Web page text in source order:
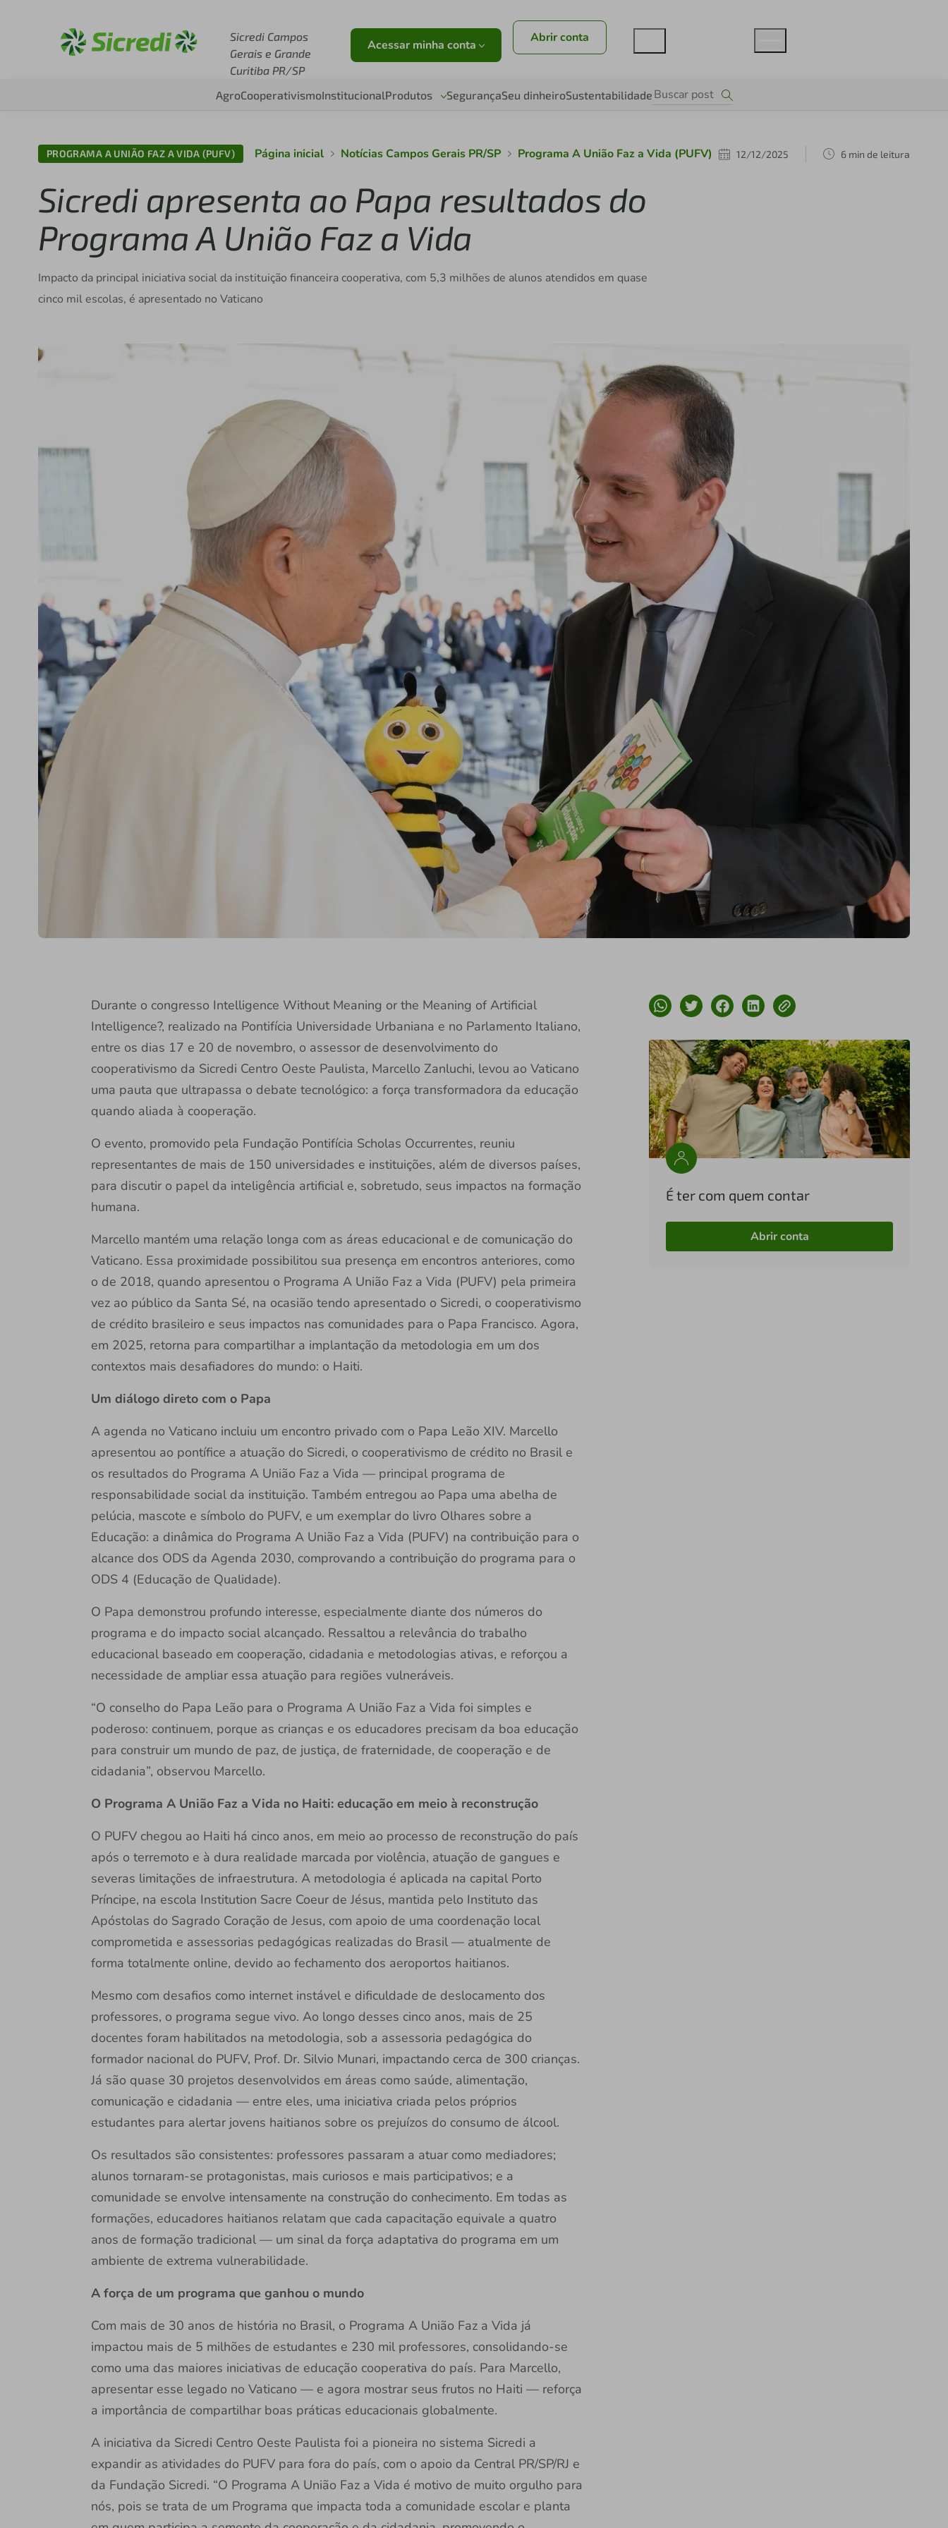
Sicredi Campos
Gerais e Grande
Curitiba PR/SP
Acessar minha conta Abrir conta
AgroCooperativismoInstitucionalProdutos SegurançaSeu dinheiroSustentabilidade
PROGRAMA A UNIÃO FAZ A VIDA (PUFV) Página inicial Notícias Campos Gerais PR/SP Programa A União Faz a Vida (PUFV) 12/12/2025 6 min de leitura
Sicredi apresenta ao Papa resultados do
Programa A União Faz a Vida
Impacto da principal iniciativa social da instituição financeira cooperativa, com 5,3 milhões de alunos atendidos em quase
cinco mil escolas, é apresentado no Vaticano
Durante o congresso Intelligence Without Meaning or the Meaning of Artificial
Intelligence?, realizado na Pontifícia Universidade Urbaniana e no Parlamento Italiano,
entre os dias 17 e 20 de novembro, o assessor de desenvolvimento do
cooperativismo da Sicredi Centro Oeste Paulista, Marcello Zanluchi, levou ao Vaticano
uma pauta que ultrapassa o debate tecnológico: a força transformadora da educação
quando aliada à cooperação.
O evento, promovido pela Fundação Pontifícia Scholas Occurrentes, reuniu
representantes de mais de 150 universidades e instituições, além de diversos países,
para discutir o papel da inteligência artificial e, sobretudo, seus impactos na formação
humana.
Marcello mantém uma relação longa com as áreas educacional e de comunicação do
Vaticano. Essa proximidade possibilitou sua presença em encontros anteriores, como
o de 2018, quando apresentou o Programa A União Faz a Vida (PUFV) pela primeira
vez ao público da Santa Sé, na ocasião tendo apresentado o Sicredi, o cooperativismo
de crédito brasileiro e seus impactos nas comunidades para o Papa Francisco. Agora,
em 2025, retorna para compartilhar a implantação da metodologia em um dos
contextos mais desafiadores do mundo: o Haiti.
Um diálogo direto com o Papa
A agenda no Vaticano incluiu um encontro privado com o Papa Leão XIV. Marcello
apresentou ao pontífice a atuação do Sicredi, o cooperativismo de crédito no Brasil e
os resultados do Programa A União Faz a Vida — principal programa de
responsabilidade social da instituição. Também entregou ao Papa uma abelha de
pelúcia, mascote e símbolo do PUFV, e um exemplar do livro Olhares sobre a
Educação: a dinâmica do Programa A União Faz a Vida (PUFV) na contribuição para o
alcance dos ODS da Agenda 2030, comprovando a contribuição do programa para o
ODS 4 (Educação de Qualidade).
O Papa demonstrou profundo interesse, especialmente diante dos números do
programa e do impacto social alcançado. Ressaltou a relevância do trabalho
educacional baseado em cooperação, cidadania e metodologias ativas, e reforçou a
necessidade de ampliar essa atuação para regiões vulneráveis.
“O conselho do Papa Leão para o Programa A União Faz a Vida foi simples e
poderoso: continuem, porque as crianças e os educadores precisam da boa educação
para construir um mundo de paz, de justiça, de fraternidade, de cooperação e de
cidadania”, observou Marcello.
O Programa A União Faz a Vida no Haiti: educação em meio à reconstrução
O PUFV chegou ao Haiti há cinco anos, em meio ao processo de reconstrução do país
após o terremoto e à dura realidade marcada por violência, atuação de gangues e
severas limitações de infraestrutura. A metodologia é aplicada na capital Porto
Príncipe, na escola Institution Sacre Coeur de Jésus, mantida pelo Instituto das
Apóstolas do Sagrado Coração de Jesus, com apoio de uma coordenação local
comprometida e assessorias pedagógicas realizadas do Brasil — atualmente de
forma totalmente online, devido ao fechamento dos aeroportos haitianos.
Mesmo com desafios como internet instável e dificuldade de deslocamento dos
professores, o programa segue vivo. Ao longo desses cinco anos, mais de 25
docentes foram habilitados na metodologia, sob a assessoria pedagógica do
formador nacional do PUFV, Prof. Dr. Silvio Munari, impactando cerca de 300 crianças.
Já são quase 30 projetos desenvolvidos em áreas como saúde, alimentação,
comunicação e cidadania — entre eles, uma iniciativa criada pelos próprios
estudantes para alertar jovens haitianos sobre os prejuízos do consumo de álcool.
Os resultados são consistentes: professores passaram a atuar como mediadores;
alunos tornaram-se protagonistas, mais curiosos e mais participativos; e a
comunidade se envolve intensamente na construção do conhecimento. Em todas as
formações, educadores haitianos relatam que cada capacitação equivale a quatro
anos de formação tradicional — um sinal da força adaptativa do programa em um
ambiente de extrema vulnerabilidade.
A força de um programa que ganhou o mundo
Com mais de 30 anos de história no Brasil, o Programa A União Faz a Vida já
impactou mais de 5 milhões de estudantes e 230 mil professores, consolidando-se
como uma das maiores iniciativas de educação cooperativa do país. Para Marcello,
apresentar esse legado no Vaticano — e agora mostrar seus frutos no Haiti — reforça
a importância de compartilhar boas práticas educacionais globalmente.
A iniciativa da Sicredi Centro Oeste Paulista foi a pioneira no sistema Sicredi a
expandir as atividades do PUFV para fora do país, com o apoio da Central PR/SP/RJ e
da Fundação Sicredi. “O Programa A União Faz a Vida é motivo de muito orgulho para
nós, pois se trata de um Programa que impacta toda a comunidade escolar e planta
É ter com quem contar
Abrir conta